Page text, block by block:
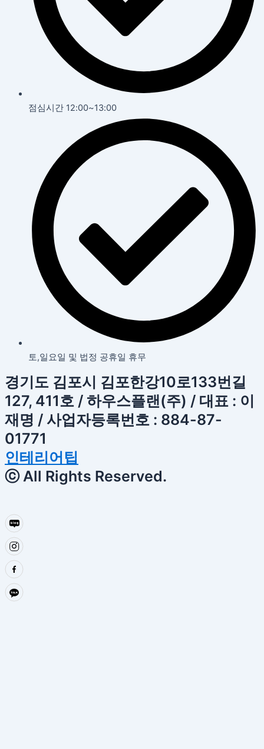
점심시간 12:00~13:00
토,일요일 및 법정 공휴일 휴무
경기도 김포시 김포한강10로133번길
127, 411호 / 하우스플랜(주) / 대표 : 이
재명 / 사업자등록번호 : 884-87-
01771
인테리어팁
ⓒ All Rights Reserved.